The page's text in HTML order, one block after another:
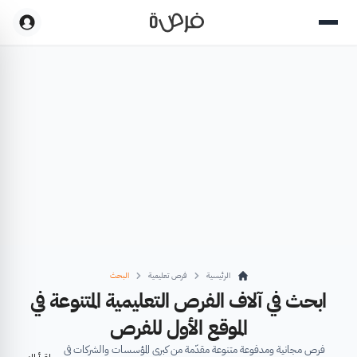
الرئيسية فرص تعليمية البحث
ابحث في آلاف الفرص التعليمية المتنوعة في
الموقع الأول للفرص
فرص مجانية ومدفوعة متنوعة مقدّمة من كبرى المؤسسات والشركات في